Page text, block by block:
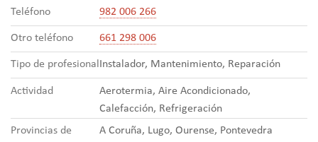
Teléfono
982 006 266
Otro teléfono 661 298 006
Tipo de profesionalInstalador, Mantenimiento, Reparación
Actividad
Aerotermia, Aire Acondicionado,
Calefacción, Refrigeración
Provincias de
A Coruña, Lugo, Ourense, Pontevedra